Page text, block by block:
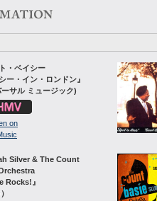
・ベイシー
ー・イン・ロンドン』
サル ミュージック)
Silver & The Count
Rocks!』